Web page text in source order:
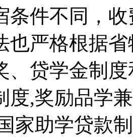
条件不同，
也严格根
、贷学金制
度,奖励品学
家助学贷款